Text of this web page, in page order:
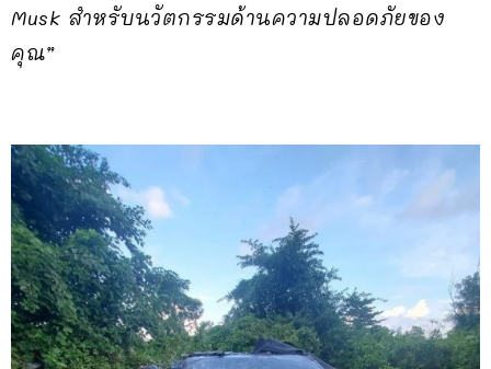
Musk สำหรับนวัตกรรมด้านความปลอดภัยของ
คุณ”